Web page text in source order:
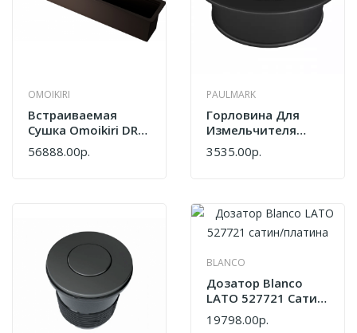
OMOIKIRI
Встраиваемая
Сушка Omoikiri DRY-
03 PRO-MO
Artceramic/мокко
56888.00р.
PAULMARK
Горловина Для
Измельчителя
Paulmark Compact
3535.00р.
BLANCO
Дозатор Blanco
LATO 527721 Сатин/
Платина
19798.00р.